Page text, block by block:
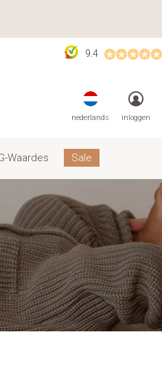
Waardes Sale
nederlands inloggen
9.4